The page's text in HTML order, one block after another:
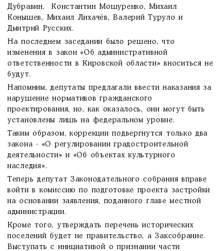
Дубравин, Константин Мошуренко, Михаил
Конышев, Михаил Лихачёв, Валерий Туруло и
Дмитрий Русских.
На последнем заседании было решено, что
изменения в закон «Об административной
ответственности в Кировской области» вноситься не
будут.
Напомним, депутаты предлагали ввести наказания за
нарушение нормативов гражданского
проектирования, но, как оказалось, они могут быть
установлены лишь на федеральном уровне.
Таким образом, коррекции подвергнутся только два
закона - «О регулировании градостроительной
деятельности» и «Об объектах культурного
наследия».
Теперь депутат Законодательного собрания вправе
войти в комиссию по подготовке проекта застройки
на основании заявления, поданного главе местной
администрации.
Кроме того, утверждать перечень исторических
поселений будет не правительство, а Заксобрание.
Выступать с инициативой о признании части